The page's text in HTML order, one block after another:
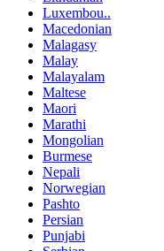
Luxembou..
Macedonian
Malagasy
Malay
Malayalam
Maltese
Maori
Marathi
Mongolian
Burmese
Nepali
Norwegian
Pashto
Persian
Punjabi